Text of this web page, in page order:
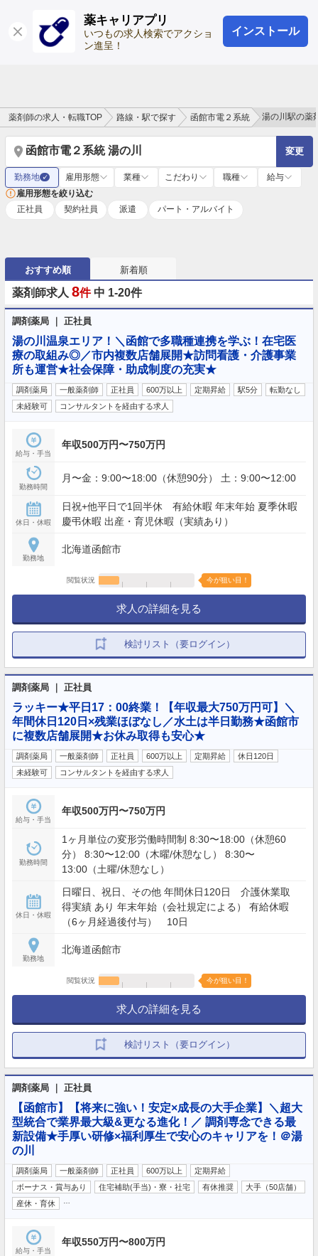
薬キャリアプリ
いつもの求人検索でアクショ
ン進呈！
インストール
ログイン 会員登録
薬剤師の求人・転職TOP 路線・駅で探す 函館市電２系統 湯の川駅の薬
函館市電２系統 湯の川 変更
勤務地 ✓ 雇用形態 業種 こだわり 職種
給与
雇用形態を絞り込む
正社員
契約社員 派遣 パート・アルバイト
おすすめ順 新着順
薬剤師求人 8件 中 1-20件
調剤薬局 ｜ 正社員
湯の川温泉エリア！＼函館で多職種連携を学ぶ！在宅医
療の取組み◎／市内複数店舗展開★訪問看護・介護事業
所も運営★社会保障・助成制度の充実★
調剤薬局 一般薬剤師 正社員 600万以上 定期昇給 駅5分
転勤なし
未経験可
コンサルタントを経由する求人
給与・手当
年収500万円〜750万円
勤務時間
月〜金：9:00〜18:00（休憩90分） 土：9:00〜12:00
休日・休暇
日祝+他平日で1回半休 有給休暇 年末年始 夏季休暇
慶弔休暇 出産・育児休暇（実績あり）
勤務地
北海道函館市
閲覧状況 今が狙い目！
求人の詳細を見る
検討リスト（要ログイン）
調剤薬局 ｜ 正社員
ラッキー★平日17：00終業！【年収最大750万円可】＼
年間休日120日×残業ほぼなし／水土は半日勤務★函館市
に複数店舗展開★お休み取得も安心★
調剤薬局 一般薬剤師 正社員 600万以上 定期昇給
休日120日
未経験可
コンサルタントを経由する求人
給与・手当
年収500万円〜750万円
勤務時間
1ヶ月単位の変形労働時間制 8:30〜18:00（休憩60
分） 8:30〜12:00（木曜/休憩なし） 8:30〜
13:00（土曜/休憩なし）
休日・休暇
日曜日、祝日、その他 年間休日120日 介護休業取
得実績 あり 年末年始（会社規定による） 有給休暇
（6ヶ月経過後付与） 10日
勤務地
北海道函館市
閲覧状況 今が狙い目！
求人の詳細を見る
検討リスト（要ログイン）
調剤薬局 ｜ 正社員
【函館市】【将来に強い！安定×成長の大手企業】＼超大
型統合で業界最大級&更なる進化！／ 調剤専念できる最
新設備★手厚い研修×福利厚生で安心のキャリアを！＠湯
の川
調剤薬局 一般薬剤師 正社員 600万以上
定期昇給
ボーナス・賞与あり
住宅補助(手当)・寮・社宅 有休推奨
大手（50店舗）
産休・育休
給与・手当
年収550万円〜800万円